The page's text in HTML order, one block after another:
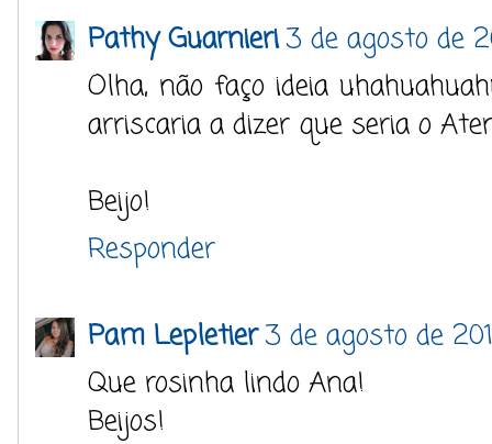
Pathy Guarnieri3 de agosto de
Olha, não faço ideia
arriscaria a dizer que seria o
Beijo!
Responder
Pam Lepletier3 de agosto de
Que rosinha lindo Ana!
Beijos!